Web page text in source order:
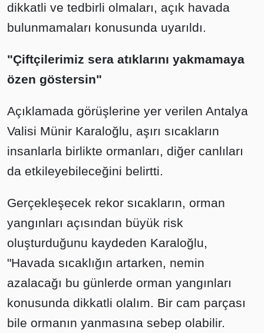
dikkatli ve tedbirli olmaları, açık havada
bulunmamaları konusunda uyarıldı.
"Çiftçilerimiz sera atıklarını yakmamaya
özen göstersin"
Açıklamada görüşlerine yer verilen Antalya
Valisi Münir Karaloğlu, aşırı sıcakların
insanlarla birlikte ormanları, diğer canlıları
da etkileyebileceğini belirtti.
Gerçekleşecek rekor sıcakların, orman
yangınları açısından büyük risk
oluşturduğunu kaydeden Karaloğlu,
"Havada sıcaklığın artarken, nemin
azalacağı bu günlerde orman yangınları
konusunda dikkatli olalım. Bir cam parçası
bile ormanın yanmasına sebep olabilir.